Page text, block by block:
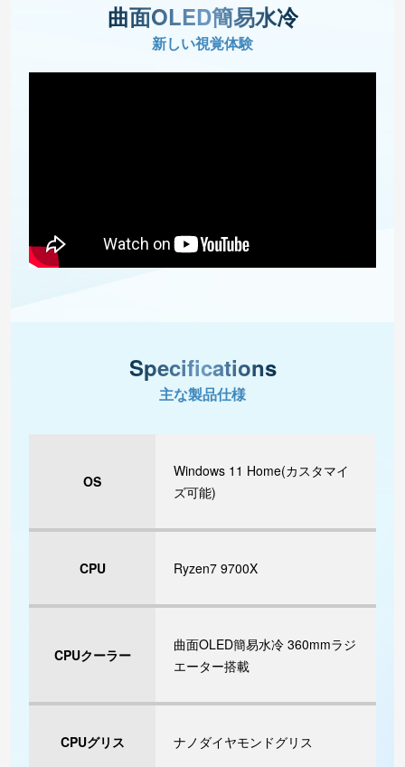
曲面OLED簡易水冷
新しい視覚体験
Specifications
主な製品仕様
OS
Windows 11 Home(カスタマイ
ズ可能)
CPU Ryzen7 9700X
CPUクーラー
曲面OLED簡易水冷 360mmラジ
エーター搭載
CPUグリス ナノダイヤモンドグリス